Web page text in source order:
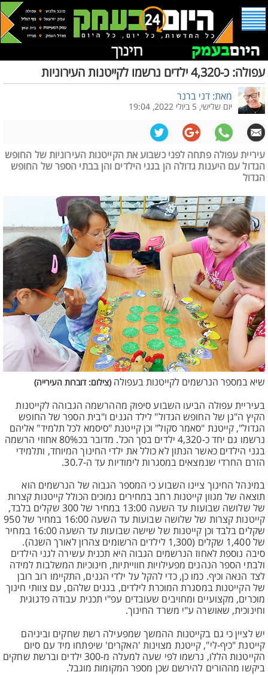
עפולה: כ-4,320 ילדים נרשמו לקייטנות העירוניות
מאת: דני ברנר
יום שלישי, 5 ביולי 2022, 19:04
עיריית עפולה פתחה לפני כשבוע את הקייטנות העירוניות של החופש
הגדול עם היענות גדולה הן בגני הילדים והן בבתי הספר של החופש
הגדול
שיא במספר הנרשמים לקייטנות בעפולה (צילום: דוברות העירייה)
בעיריית עפולה הביעו השבוע סיפוק מההרשמה הגבוהה לקייטנות
הקיץ ה"גן של החופש הגדול" לילד הגנים ו"בית הספר של החופש
הגדול", קייטנת "סאמר סקול" וכן קייטנת "סיסמא לכל תלמיד" אליהם
נרשמו גם יחד כ-4,320 ילדים בסך הכל. מדובר בכ80% אחוזי הרשמה
בגני הילדים כאשר הנתון לא כולל את ילדי החינוך המיוחד, ותלמידי
הזרם החרדי שנמצאים במסגרות לימודיות עד ה-30.7.
במינהל החינוך ציינו השבוע כי המספר הגבוה של הנרשמים הוא
תוצאה של מגוון קייטנות רחב במחירים נמוכים הכולל קייטנות קצרות
של שלושה שבועות עד השעה 13:00 במחיר של 300 שקלים בלבד,
קייטנות קצרות של שלושה שבועות עד השעה 16:00 במחיר של 950
שקלים בלבד וכן קייטנות של שישה שבועות עד השעה 16:00 במחיר
של 1,400 שקלים (1,300 לילדים הרשומים צהרון לאורך השנה).
סיבה נוספת לאחוז הנרשמים הגבוה היא תכנית עשירה לגני הילדים
ולבתי הספר הנהנים מפעילויות חווייתיות, חינוכיות המשלבות למידה
לצד הנאה וכיף. כמו כן, כדי להקל על ילדי הגנים, התקיימו רוב רובן
של הקייטנות במסגרת המוכרת לילדים, בגנים שלהם, עם צוותי חינוך
מוכרים, מקצועיים ומחויבים שעובדים עפ"י תכנית עבודה פדגוגית
וחינוכית, שאושרה ע"י משרד החינוך.
יש לציין כי גם בקייטנות ההמשך שמפעילה רשת שחקים וביניהם
קייטנת "כיף-לי", קייטנת מצוינות 'האקרים' שיפתחו מיד עם סיום
הקייטנות הללו, נרשמו לפי שעה למעלה מ-300 ילדים וברשת שחקים
ביקשו מההורים להירשם שכן מספר המקומות מוגבל.